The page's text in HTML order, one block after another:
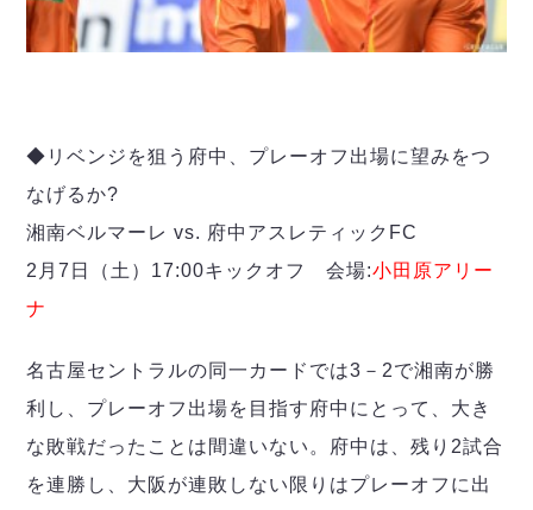
◆リベンジを狙う府中、プレーオフ出場に望みをつ
なげるか?
湘南ベルマーレ vs. 府中アスレティックFC
2月7日（土）17:00キックオフ 会場:小田原アリー
ナ
名古屋セントラルの同一カードでは3－2で湘南が勝
利し、プレーオフ出場を目指す府中にとって、大き
な敗戦だったことは間違いない。府中は、残り2試合
を連勝し、大阪が連敗しない限りはプレーオフに出